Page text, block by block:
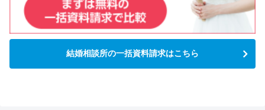
結婚相談所の一括資料請求はこちら